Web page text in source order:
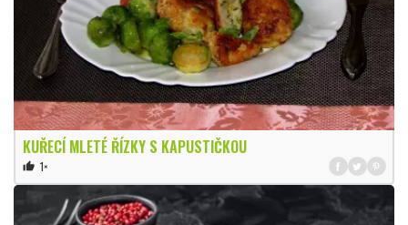
KUŘECÍ MLETÉ ŘÍZKY S KAPUSTIČKOU
thumb_up 1×